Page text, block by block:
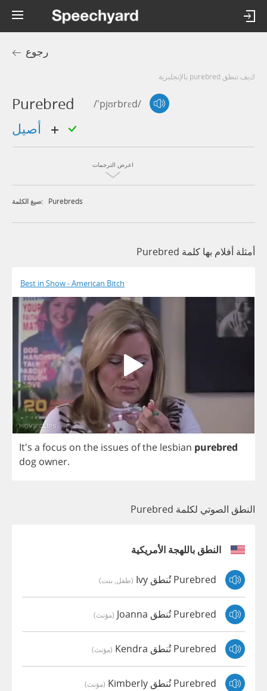
رجوع
كيف تنطق purebred بالإنجليزية
Purebred /'pjʊrbrɛd/
اعرض الترجمات
صيغ الكلمة: Purebreds
أمثلة أفلام بها كلمة Purebred
Best in Show - American Bitch
It's a focus on the issues ofthe lesbian purebred
dog owner.
النطق الصوتي لكلمة Purebred
النطق باللهجة الأمريكية
Purebred تُنطق Ivy (طفل, بنت)
Purebred تُنطق Joanna (مؤنث)
Purebred تُنطق Kendra (مؤنث)
Purebred تُنطق Kimberly (مؤنث)